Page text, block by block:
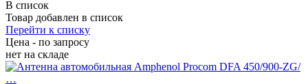
В список
Товар добавлен в список
Перейти к списку
Цена - по запросу
нет на складе